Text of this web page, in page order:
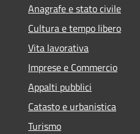
Anagrafe e stato civile
Cultura e tempo libero
Vita lavorativa
Imprese e Commercio
Appalti pubblici
Catasto e urbanistica
Turismo